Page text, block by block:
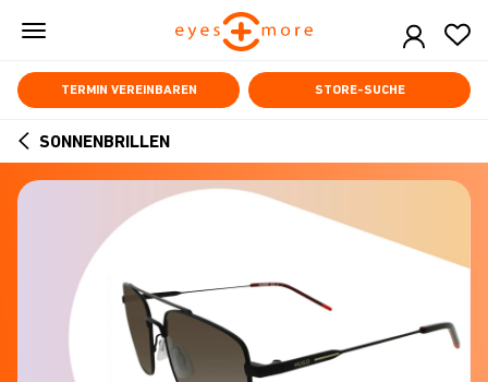
Skip
content
TERMIN VEREINBAREN STORE-SUCHE
ARROW
BACK
SONNENBRILLEN